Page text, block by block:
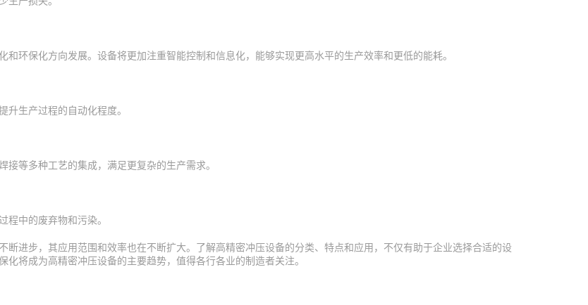
环保化方向发展。设备将更加注重智能控制和信息化，能够实现更高水平的生产效率和更低的能耗。
生产过程的自动化程度。
等多种工艺的集成，满足更复杂的生产需求。
程中的废弃物和污染。
断进步，其应用范围和效率也在不断扩大。了解高精密冲压设备的分类、特点和应用，不仅有助于企业选择合适的设
将成为高精密冲压设备的主要趋势，值得各行各业的制造者关注。